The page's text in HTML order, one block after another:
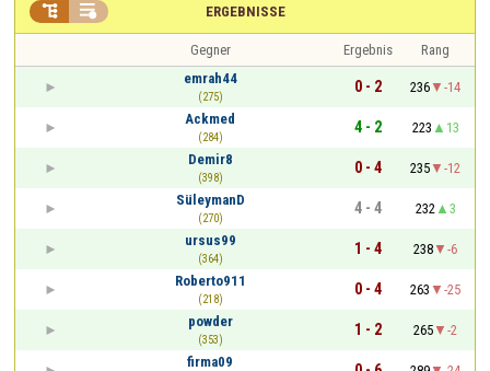
ERGEBNISSE
 
Gegner Ergebnis
Rang
emrah44
(275)
0 - 2 236
-14
Ackmed
(284)
4 - 2 223
13
Demir8
(398)
0 - 4 235
-12
SüleymanD
(270)
4 - 4 232
3
ursus99
(364)
1 - 4 238
-6
Roberto911
(218)
0 - 4 263
-25
powder
(353)
1 - 2 265
-2
firma09